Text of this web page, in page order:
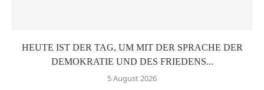
HEUTE IST DER TAG, UM MIT DER SPRACHE DER
DEMOKRATIE UND DES FRIEDENS...
5 August 2026